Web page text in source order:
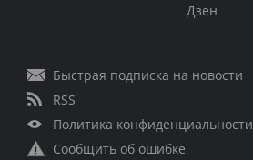
Дзен
Быстрая подписка на новости
RSS
Политика конфиденциальности
Сообщить об ошибке